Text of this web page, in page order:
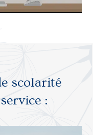
scolarité
: